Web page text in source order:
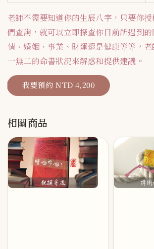
老師不需要知道你的生辰八字，只要你
們查詢，就可以立即探查你目前所遇到
情、婚姻、事業、財運還是健康等等，
一無二的命書狀況來解惑和提供建議。
我要預約 NTD 4,200
相關商品